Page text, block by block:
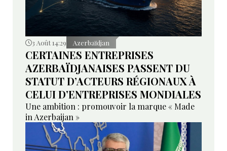
3 Août 14:29 Azerbaïdjan
CERTAINES ENTREPRISES
AZERBAÏDJANAISES PASSENT DU
STATUT D’ACTEURS RÉGIONAUX À
CELUI D’ENTREPRISES MONDIALES
Une ambition : promouvoir la marque « Made
in Azerbaijan »